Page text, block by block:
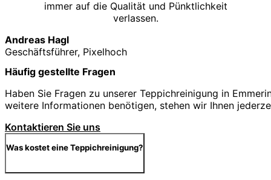
immer auf die Qualität und Pünktlichkeit
verlassen.
Andreas Hagl
Geschäftsführer, Pixelhoch
Häufig gestellte Fragen
Haben Sie Fragen zu unserer Teppichreinigung in
weitere Informationen benötigen, stehen wir Ihnen
Kontaktieren Sie uns
Was kostet eine Teppichreinigung?